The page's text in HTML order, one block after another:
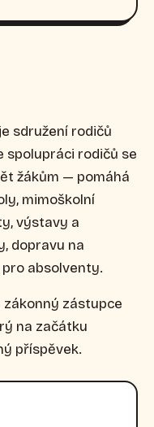
sdružení rodičů
spolupráci rodičů se
žákům — pomáhá
mimoškolní
výstavy a
dopravu na
absolventy.
zákonný zástupce
na začátku
příspěvek.